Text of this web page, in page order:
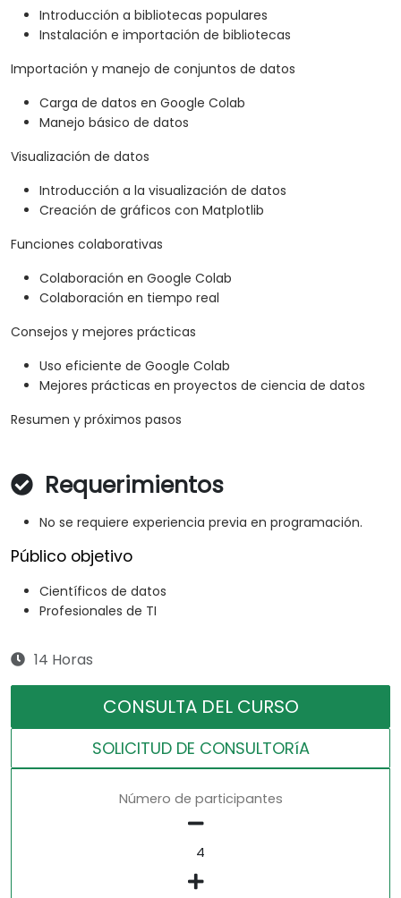
Introducción a bibliotecas populares
Instalación e importación de bibliotecas
Importación y manejo de conjuntos de datos
Carga de datos en Google Colab
Manejo básico de datos
Visualización de datos
Introducción a la visualización de datos
Creación de gráficos con Matplotlib
Funciones colaborativas
Colaboración en Google Colab
Colaboración en tiempo real
Consejos y mejores prácticas
Uso eficiente de Google Colab
Mejores prácticas en proyectos de ciencia de datos
Resumen y próximos pasos
Requerimientos
No se requiere experiencia previa en programación.
Público objetivo
Científicos de datos
Profesionales de TI
14 Horas
CONSULTA DEL CURSO
SOLICITUD DE CONSULTORíA
Número de participantes